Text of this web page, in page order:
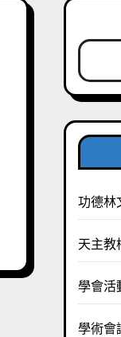
功德林
天主教
學會活
學術會